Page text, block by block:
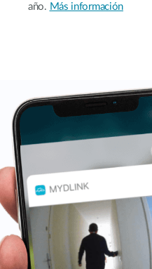
año. Más información